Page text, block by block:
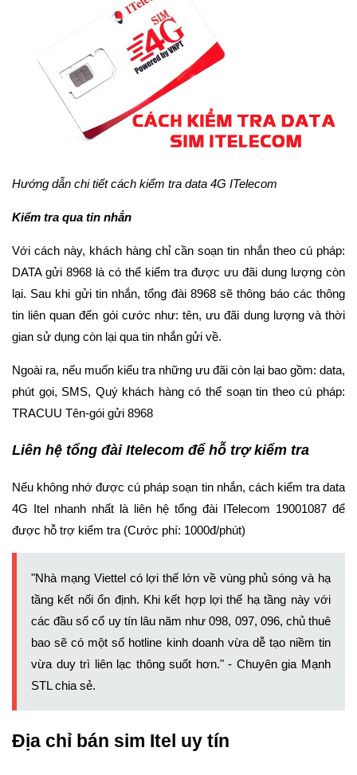
Hướng dẫn chi tiết cách kiểm tra data 4G ITelecom
Kiểm tra qua tin nhắn
Với cách này, khách hàng chỉ cần soạn tin nhắn theo cú pháp:
DATA gửi 8968 là có thể kiểm tra được ưu đãi dung lượng còn
lại. Sau khi gửi tin nhắn, tổng đài 8968 sẽ thông báo các thông
tin liên quan đến gói cước như: tên, ưu đãi dung lượng và thời
gian sử dụng còn lại qua tin nhắn gửi về.
Ngoài ra, nếu muốn kiểu tra những ưu đãi còn lại bao gồm: data,
phút gọi, SMS, Quý khách hàng có thể soạn tin theo cú pháp:
TRACUU Tên-gói gửi 8968
Liên hệ tổng đài Itelecom để hỗ trợ kiểm tra
Nếu không nhớ được cú pháp soạn tin nhắn, cách kiểm tra data
4G Itel nhanh nhất là liên hệ tổng đài ITelecom 19001087 để
được hỗ trợ kiểm tra (Cước phí: 1000đ/phút)
"Nhà mạng Viettel có lợi thế lớn về vùng phủ sóng và hạ
tầng kết nối ổn định. Khi kết hợp lợi thế hạ tầng này với
các đầu số cổ uy tín lâu năm như 098, 097, 096, chủ thuê
bao sẽ có một số hotline kinh doanh vừa dễ tạo niềm tin
vừa duy trì liên lạc thông suốt hơn." - Chuyên gia Mạnh
STL chia sẻ.
Địa chỉ bán sim Itel uy tín